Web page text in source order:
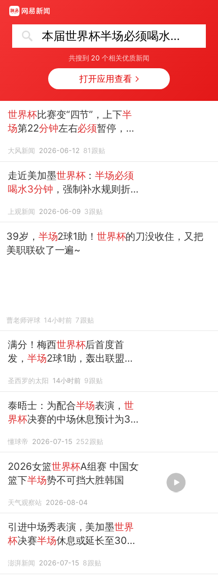
本届世界杯半场必须喝水3分钟
共搜到 20 个相关优质新闻
打开应用查看
世界杯比赛变“四节”，上下半
场第22分钟左右必须暂停，
怕不是为了插播广告
大风新闻 2026-06-12 81 跟贴
走近美加墨世界杯：半场必须
喝水3分钟 ，强制补水规则折
上观新闻 2026-06-09 3跟贴
39岁， 半场2球1助！ 世界杯的刀没收住，又把
美职联砍了一遍~
曹老师评球 14小时前 7 跟贴
满分！梅西世界杯后首度首
发，半场2球1助，轰出联盟杯
圣西罗的太阳 14小时前 9跟贴
泰晤士：为配合半场表演， 世
界杯决赛的中场休息预计为30
懂球帝 2026-07-15 252跟贴
2026女篮世界杯A组赛 中国女
篮下半场势不可挡大胜韩国
天气观察站 2026-08-04
引进中场秀表演，美加墨世界
杯决赛半场休息或延长至30分
澎湃新闻 2026-07-15 8跟贴